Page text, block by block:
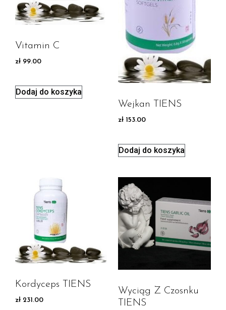
Vitamin C
zł 99.00
Dodaj do koszyka
Wejkan TIENS
zł 153.00
Dodaj do koszyka
Kordyceps TIENS
zł 231.00
Wyciąg Z Czosnku
TIENS